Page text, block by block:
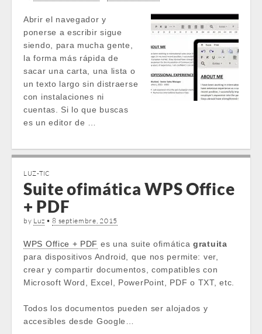
Abrir el navegador y
ponerse a escribir sigue
siendo, para mucha gente,
la forma más rápida de
sacar una carta, una lista o
un texto largo sin distraerse
con instalaciones ni
cuentas. Si lo que buscas
es un editor de …
LUZ-TIC
Suite ofimática WPS Office
+ PDF
by Luz •8 septiembre, 2015
WPS Office + PDF es una suite ofimáticagratuita
para dispositivos Android, que nos permite: ver,
crear y compartir documentos, compatibles con
Microsoft Word, Excel, PowerPoint, PDF o TXT, etc.
Todos los documentos pueden ser alojados y
accesibles desde Google…